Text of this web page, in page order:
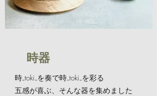
​ 時器
時₋toki₋を奏で時₋toki₋を彩る
五感が喜ぶ、そんな器を集めました